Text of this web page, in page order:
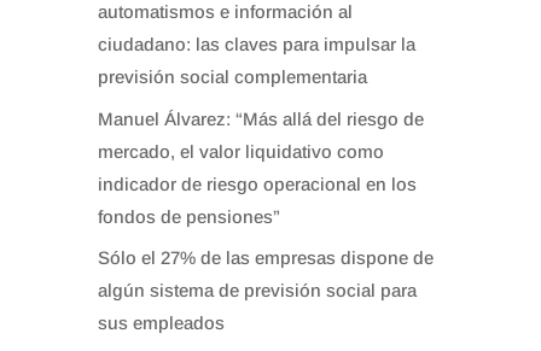
automatismos e información al
ciudadano: las claves para impulsar la
previsión social complementaria
Manuel Álvarez: “Más allá del riesgo de
mercado, el valor liquidativo como
indicador de riesgo operacional en los
fondos de pensiones”
Sólo el 27% de las empresas dispone de
algún sistema de previsión social para
sus empleados